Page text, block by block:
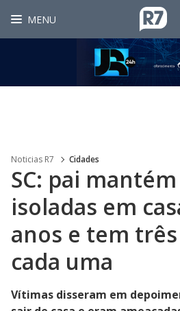
MENU
Noticias R7 Cidades
SC: pai
isoladas em
anos e tem
cada uma
Vítimas disseram em